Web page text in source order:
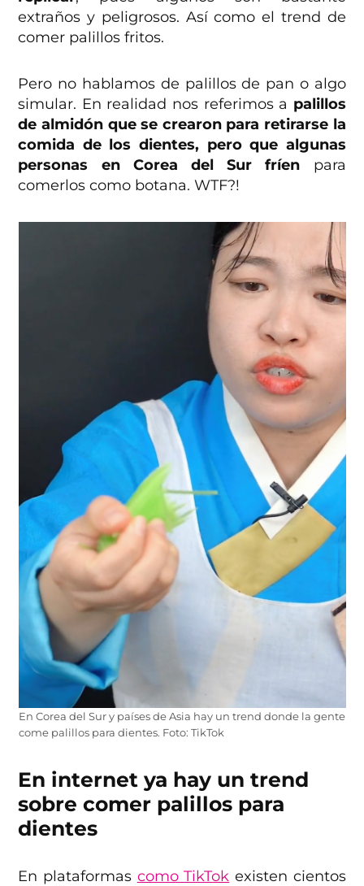
extraños y peligrosos. Así como el trend de
comer palillos fritos.
Pero no hablamos de palillos de pan o algo
simular. En realidad nos referimos a palillos
de almidón que se crearon para retirarse la
comida de los dientes, pero que algunas
personas en Corea del Sur fríen para
comerlos como botana. WTF?!
En Corea del Sur y países de Asia hay un trend donde la gente
come palillos para dientes. Foto: TikTok
En internet ya hay un trend
sobre comer palillos para
dientes
En plataformas como TikTok existen cientos